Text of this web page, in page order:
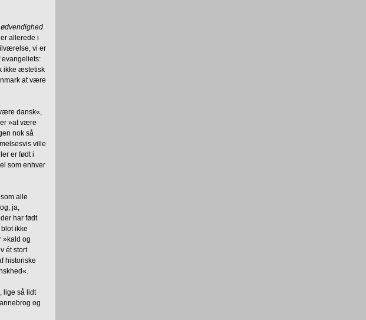
allerede i
vi er
evangeliets:
ikke æstetisk
at være
dansk«,
»at være
nok så
ville
er født i
som enhver
alle
ja,
har født
ikke
»kald og
ét stort
historiske
lige så lidt
og